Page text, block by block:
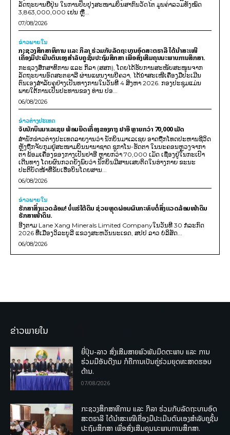
ລັດຖະບານຍີ່ປຸ່ນ ໃນການປັບປຸງສະໜາມບິນສາກົນວັດໄຕ ມູນຄ່າລວມທັງໝົດ
3,863,000,000 ເຢນ ຫຼື...
07/08/2026
ຂ່າວພາຍ​ໃນ
ກະຊວງສຶກສາທິການ ແລະ ກິລາ ຮ່ວມກັບລັດຖະບານອົດສະຕຣາລີ ໄດ້ນຳສະເໜີ
ເຄື່ອງມືປະເມີນຕົນເອງສຳລັບຄູຊັ້ນປະຖົມສຶກສາ ເພື່ອສົ່ງເສີມຄຸນນະພາບການສຶກສາ.
ກະຊວງສຶກສາທິການ ແລະ ກິລາ (ສສກ), ໂດຍໄດ້ຮັບການສະໜັບສະໜູນຈາກ
ລັດຖະບານອົດສະຕຣາລີ ຜ່ານແຜນງານບີຄວາ, ໄດ້ນຳສະເໜີເຄື່ອງມືປະເມີນ
ຕົນເອງສຳລັບຄູຢ່າງເປັນທາງການໃນວັນທີ 4 ສິງຫາ 2026. ກອງປະຊຸມແມ່ນ
ພາຍໃຕ້ການເປັນປະທານຂອງ ທ່ານ ປອ...
06/08/2026
ຂ່າວຕ່າງປະເທດ
ຈັບນັກບິນມາເລເຊຍ ພ້ອມຍຶດເຄື່ອງຂອງກາງ ຢາອີ ຫຼາຍກວ່າ 70,000 ເມັດ
ສຳນັກຂ່າວຕ່າງປະເທດລາຍງານວ່າ ນັກບິນມາເລເຊຍ ອາດຖືກໂທດປະຫານຊີວິດ
ຫຼັງຖືກຈັບກຸມຢູ່ສະໜາມບິນນານາຊາດ ຊູກາໂນ-ຮັດຕາ ໃນນະຄອນຫຼວງຈາກາ
ຕາ ພ້ອມເຄື່ອງຂອງກາງເປັນຢາອີ ຫຼາຍກວ່າ 70,000 ເມັດ ເຊື່ອງຢູ່ໃນກະເປົາ
ເດີນທາງ ໂດຍຜົນກວດຍັງພົບວ່າ ນັກບິນມີສານເສບຕິດໃນຮ່າງກາຍ ຂະນະ
ປະຕິບັດໜ້າທີ່ຂັບເຮືອບິນໂດຍສານ...
06/08/2026
ຂ່າວພາຍ​ໃນ
ຮັກສາສິ່ງແວດລ້ອມ! ບໍ່ແຮ່ໃຕ້ດິນ ຊ່ວຍຫຼຸດຜ່ອນຜົນກະທົບຕໍ່ສິ່ງແວດລ້ອມໜ້າດິນ
ຮັກສາໜ້າດິນ.
ອີງຕາມ Lane Xang Minerals Limited Companyໃນວັນທີ 30 ກໍລະກົດ
2026 ທີ່ເມືອງວິລະບູລີ ແຂວງສະຫວັນນະເຂດ, ສປປ ລາວ ບໍລິສັດ...
06/08/2026
ຂ່າວພາຍໃນ
ຍີ່ປຸ່ນ-ລາວ ສົ່ງເສີມສາຍພົວພັນມິດຕະພາບ ແລະ ການ
ຮ່ວມມືອັນດີງາມ ກໍຄືການເປັນຄູ່ຮ່ວມຍຸດທະສາດຮອບ
ດ້ານ.
07/08/2026
ກະຊວງສຶກສາທິການ ແລະ ກິລາ ຮ່ວມກັບລັດຖະບານອົດ
ສະຕຣາລີ ໄດ້ນຳສະເໜີເຄື່ອງມືປະເມີນຕົນເອງສຳລັບຄູຊັ້ນ
ປະຖົມສຶກສາ ເພື່ອສົ່ງເສີມຄຸນນະພາບການສຶກສາ.